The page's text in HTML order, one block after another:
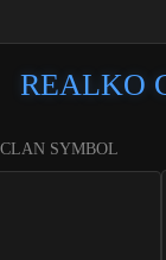
REALKO
CLAN SYMBOL